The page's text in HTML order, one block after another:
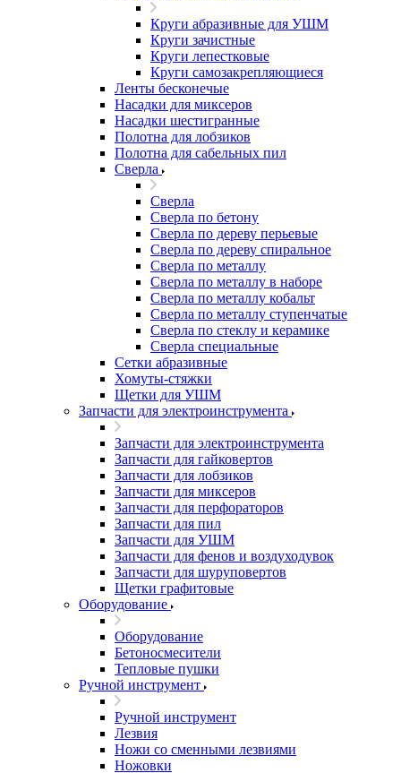
Круги абразивные для УШМ
Круги зачистные
Круги лепестковые
Круги самозакрепляющиеся
Ленты бесконечые
Насадки для миксеров
Насадки шестигранные
Полотна для лобзиков
Полотна для сабельных пил
Сверла
Сверла
Сверла по бетону
Сверла по дереву перьевые
Сверла по дереву спиральное
Сверла по металлу
Сверла по металлу в наборе
Сверла по металлу кобальт
Сверла по металлу ступенчатые
Сверла по стеклу и керамике
Сверла специальные
Сетки абразивные
Хомуты-стяжки
Щетки для УШМ
Запчасти для электроинструмента
Запчасти для электроинструмента
Запчасти для гайковертов
Запчасти для лобзиков
Запчасти для миксеров
Запчасти для перфораторов
Запчасти для пил
Запчасти для УШМ
Запчасти для фенов и воздуходувок
Запчасти для шуруповертов
Щетки графитовые
Оборудование
Оборудование
Бетоносмесители
Тепловые пушки
Ручной инструмент
Ручной инструмент
Лезвия
Ножи со сменными лезвиями
Ножовки